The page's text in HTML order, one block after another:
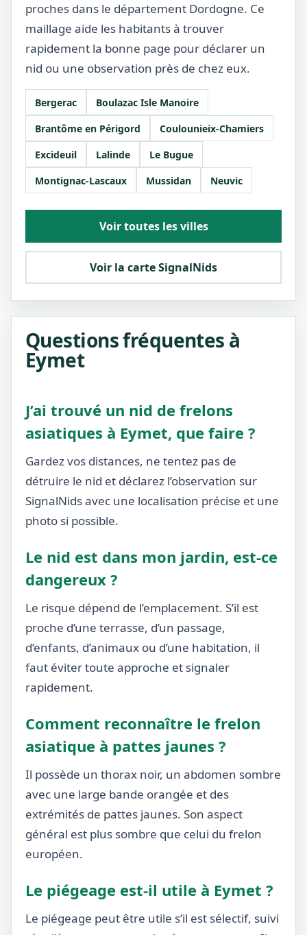
proches dans le département Dordogne. Ce
maillage aide les habitants à trouver
rapidement la bonne page pour déclarer un
nid ou une observation près de chez eux.
Bergerac
Boulazac Isle Manoire
Brantôme en Périgord
Coulounieix-Chamiers
Excideuil
Lalinde
Le Bugue
Montignac-Lascaux
Mussidan Neuvic
Voir toutes les villes
Voir la carte SignalNids
Questions fréquentes à
Eymet
J’ai trouvé un nid de frelons
asiatiques à Eymet, que faire ?
Gardez vos distances, ne tentez pas de
détruire le nid et déclarez l’observation sur
SignalNids avec une localisation précise et une
photo si possible.
Le nid est dans mon jardin, est-ce
dangereux ?
Le risque dépend de l’emplacement. S’il est
proche d’une terrasse, d’un passage,
d’enfants, d’animaux ou d’une habitation, il
faut éviter toute approche et signaler
rapidement.
Comment reconnaître le frelon
asiatique à pattes jaunes ?
Il possède un thorax noir, un abdomen sombre
avec une large bande orangée et des
extrémités de pattes jaunes. Son aspect
général est plus sombre que celui du frelon
européen.
Le piégeage est-il utile à Eymet ?
Le piégeage peut être utile s’il est sélectif, suivi